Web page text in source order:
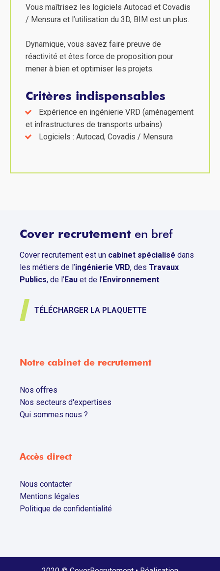
Vous maîtrisez les logiciels Autocad et Covadis
/ Mensura et l’utilisation du 3D, BIM est un plus.
Dynamique, vous savez faire preuve de
réactivité et êtes force de proposition pour
mener à bien et optimiser les projets.
Critères indispensables
Expérience en ingénierie VRD (aménagement
et infrastructures de transports urbains)
Logiciels : Autocad, Covadis / Mensura
Cover recrutement en bref
Cover recrutement est un cabinet spécialisé dans
les métiers de l’ingénierie VRD, des Travaux
Publics, de l’Eau et de l’Environnement.
TÉLÉCHARGER LA PLAQUETTE
Notre cabinet de recrutement
Nos offres
Nos secteurs d'expertises
Qui sommes nous ?
Accès direct
Nous contacter
Mentions légales
Politique de confidentialité